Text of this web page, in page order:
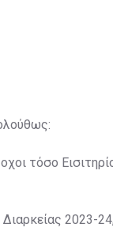
τόσο
Διαρκείας 2023-